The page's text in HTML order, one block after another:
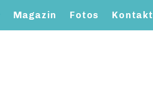
Magazin Fotos Kontakt